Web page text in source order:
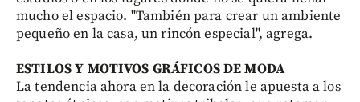
mucho el espacio. "También para crear un ambiente
pequeño en la casa, un rincón especial", agrega.
ESTILOS Y MOTIVOS GRÁFICOS DE MODA
La tendencia ahora en la decoración le apuesta a los